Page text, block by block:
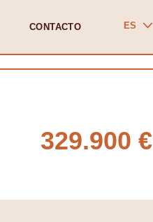
CONTACTO ES
329.900 €